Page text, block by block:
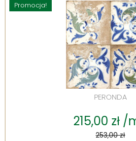
Promocja!
PERONDA
215,00 zł /
253,00 zł